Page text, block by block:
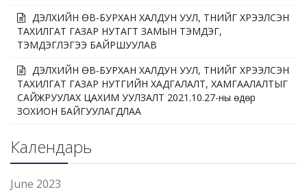
ДЭЛХИЙН ӨВ-БУРХАН ХАЛДУН УУЛ, ТҮҮНИЙГ ХҮРЭЭЛСЭН
ТАХИЛГАТ ГАЗАР НУТАГТ ЗАМЫН ТЭМДЭГ,
ТЭМДЭГЛЭГЭЭ БАЙРШУУЛАВ
ДЭЛХИЙН ӨВ-БУРХАН ХАЛДУН УУЛ, ТҮҮНИЙГ ХҮРЭЭЛСЭН
ТАХИЛГАТ ГАЗАР НУТГИЙН ХАДГАЛАЛТ, ХАМГААЛАЛТЫГ
САЙЖРУУЛАХ ЦАХИМ УУЛЗАЛТ 2021.10.27-ны өдөр
ЗОХИОН БАЙГУУЛАГДЛАА
Календарь
June 2023